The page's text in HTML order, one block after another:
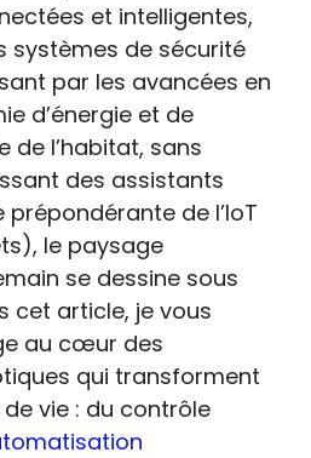
et intelligentes,
systèmes de sécurité
par les avancées en
d’énergie et de
de l’habitat, sans
des assistants
de l’IoT
le paysage
se dessine sous
cet article, je vous
au cœur des
qui transforment
vie : du contrôle